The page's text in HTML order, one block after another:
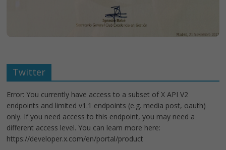
Twitter
Error: You currently have access to a subset of X API V2
endpoints and limited v1.1 endpoints (e.g. media post, oauth)
only. If you need access to this endpoint, you may need a
different access level. You can learn more here:
https://developer.x.com/en/portal/product